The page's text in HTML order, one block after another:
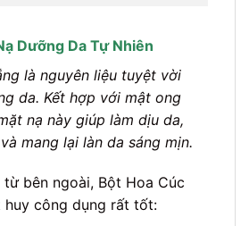
Dưỡng Da Tự Nhiên
là nguyên liệu tuyệt vời
da. Kết hợp với mật ong
nạ này giúp làm dịu da,
mang lại làn da sáng mịn.
bên ngoài, Bột Hoa Cúc
huy công dụng rất tốt: